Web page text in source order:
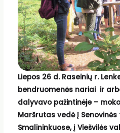
Liepos 26 d. Raseinių r.
bendruomenės nariai ir
dalyvavo pažintinėje –
Maršrutas vedė į
Smalininkuose, į Viešvilės